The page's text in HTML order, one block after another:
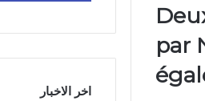
par
اخر الاخبار